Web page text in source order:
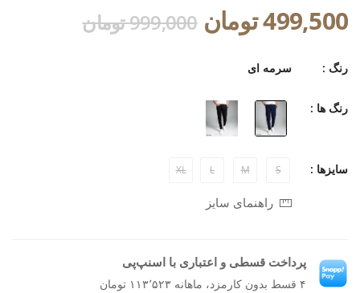
499,500 تومان 999,000 تومان
رنگ : سرمه ای
رنگ ها :
سایزها : S
M
L
XL
راهنمای سایز
پرداخت قسطی و اعتباری با اسنپ‌پی
۴ قسط بدون کارمزد، ماهانه ۱۱۳٬۵۲۳ تومان